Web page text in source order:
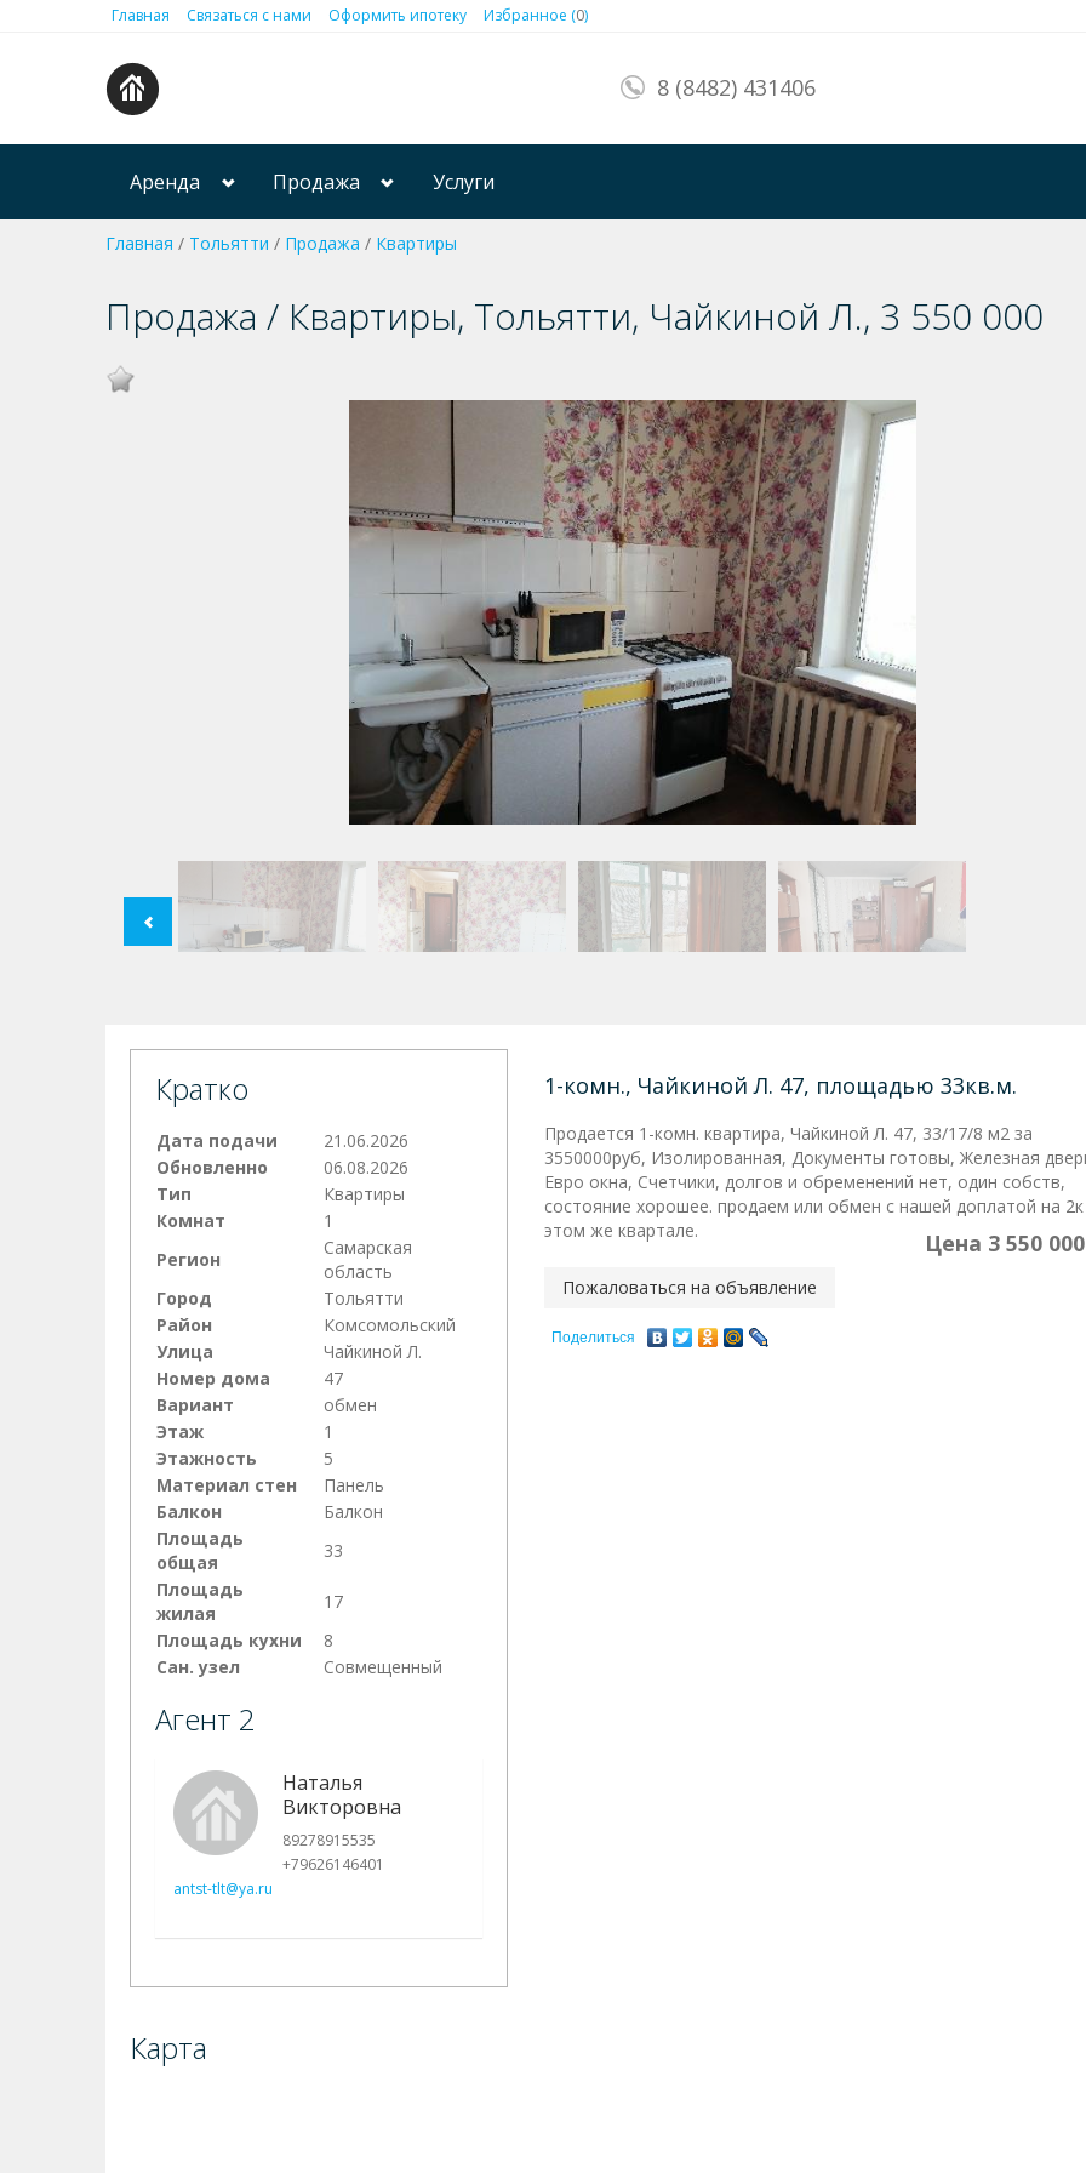
Главная Связаться с нами Оформить ипотеку Избранное (0)
8 (8482) 431406
Аренда Продажа Услуги
Главная / Тольятти / Продажа / Квартиры
Продажа / Квартиры, Тольятти, Чайкиной Л., 3 550 000
Кратко
Дата подачи
21.06.2026
Обновленно
06.08.2026
Тип
Квартиры
Комнат
1
Регион
Самарская
область
Город
Тольятти
Район
Комсомольский
Улица
Чайкиной Л.
Номер дома
47
Вариант
обмен
Этаж
1
Этажность
5
Материал стен
Панель
Балкон
Балкон
Площадь
общая
33
Площадь
жилая
17
Площадь кухни
8
Сан. узел
Совмещенный
Агент 2
Наталья
Викторовна
89278915535
+79626146401
antst-tlt@ya.ru
1-комн., Чайкиной Л. 47, площадью 33кв.м.
Продается 1-комн. квартира, Чайкиной Л. 47, 33/17/8 м2 за
3550000руб, Изолированная, Документы готовы, Железная
Евро окна, Счетчики, долгов и обременений нет, один собств,
состояние хорошее. продаем или обмен с нашей доплатой на 2к
этом же квартале.
Цена 3 550 000
Пожаловаться на объявление
Поделиться
Карта